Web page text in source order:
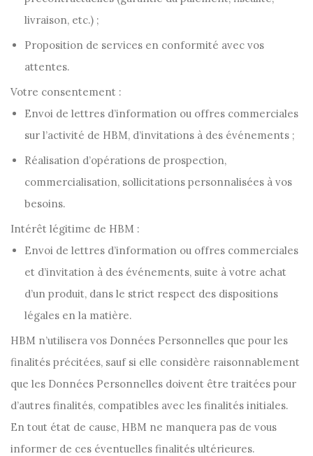
livraison, etc.) ;
Proposition de services en conformité avec vos
attentes.
Votre consentement :
Envoi de lettres d’information ou offres commerciales
sur l’activité de HBM, d’invitations à des événements ;
Réalisation d’opérations de prospection,
commercialisation, sollicitations personnalisées à vos
besoins.
Intérêt légitime de HBM :
Envoi de lettres d’information ou offres commerciales
et d’invitation à des événements, suite à votre achat
d’un produit, dans le strict respect des dispositions
légales en la matière.
HBM n’utilisera vos Données Personnelles que pour les
finalités précitées, sauf si elle considère raisonnablement
que les Données Personnelles doivent être traitées pour
d’autres finalités, compatibles avec les finalités initiales.
En tout état de cause, HBM ne manquera pas de vous
informer de ces éventuelles finalités ultérieures.